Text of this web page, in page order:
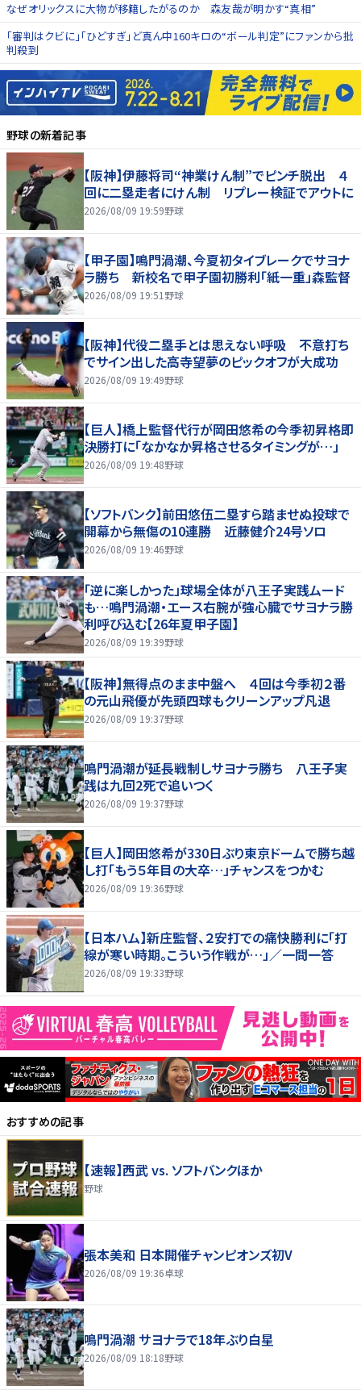
なぜオリックスに大物が移籍したがるのか 森友哉が明かす“真相”
「審判はクビに」「ひどすぎ」ど真ん中160キロの“ボール判定”にファンから批
判殺到
野球の新着記事
【阪神】伊藤将司“神業けん制”でピンチ脱出 ４
回に二塁走者にけん制 リプレー検証でアウトに
2026/08/09 19:59野球
【甲子園】鳴門渦潮、今夏初タイブレークでサヨナ
ラ勝ち 新校名で甲子園初勝利「紙一重」森監督
2026/08/09 19:51 野球
【阪神】代役二塁手とは思えない呼吸 不意打ち
でサイン出した高寺望夢のピックオフが大成功
2026/08/09 19:49野球
【巨人】橋上監督代行が岡田悠希の今季初昇格即
決勝打に「なかなか昇格させるタイミングが…」
2026/08/09 19:48野球
【ソフトバンク】前田悠伍二塁すら踏ませぬ投球で
開幕から無傷の10連勝 近藤健介24号ソロ
2026/08/09 19:46野球
「逆に楽しかった」球場全体が八王子実践ムード
も…鳴門渦潮・エース右腕が強心臓でサヨナラ勝
利呼び込む【26年夏甲子園】
2026/08/09 19:39野球
【阪神】無得点のまま中盤へ ４回は今季初２番
の元山飛優が先頭四球もクリーンアップ凡退
2026/08/09 19:37野球
鳴門渦潮が延長戦制しサヨナラ勝ち 八王子実
践は九回2死で追いつく
2026/08/09 19:37野球
【巨人】岡田悠希が330日ぶり東京ドームで勝ち越
し打「もう５年目の大卒…」チャンスをつかむ
2026/08/09 19:36野球
【日本ハム】新庄監督、２安打での痛快勝利に「打
線が寒い時期。こういう作戦が…」／一問一答
2026/08/09 19:33野球
おすすめの記事
【速報】西武 vs. ソフトバンクほか
野球
張本美和 日本開催チャンピオンズ初V
2026/08/09 19:36卓球
鳴門渦潮 サヨナラで18年ぶり白星
2026/08/09 18:18野球